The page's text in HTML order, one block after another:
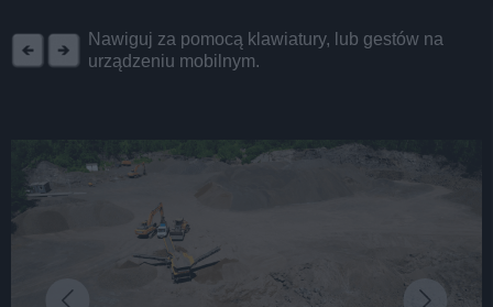
Nawiguj za pomocą klawiatury, lub gestów na
urządzeniu mobilnym.